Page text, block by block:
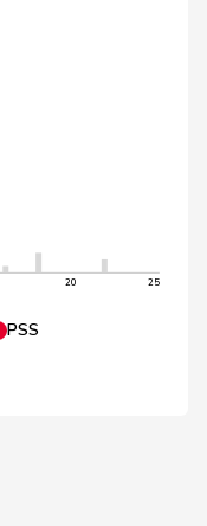
20 25
PSS